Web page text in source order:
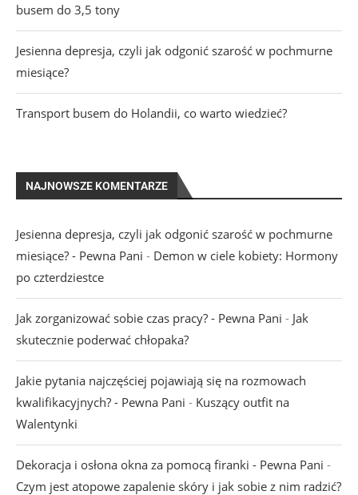
busem do 3,5 tony
Jesienna depresja, czyli jak odgonić szarość w pochmurne
miesiące?
Transport busem do Holandii, co warto wiedzieć?
NAJNOWSZE KOMENTARZE
Jesienna depresja, czyli jak odgonić szarość w pochmurne
miesiące? - Pewna Pani - Demon w ciele kobiety: Hormony
po czterdziestce
Jak zorganizować sobie czas pracy? - Pewna Pani - Jak
skutecznie poderwać chłopaka?
Jakie pytania najczęściej pojawiają się na rozmowach
kwalifikacyjnych? - Pewna Pani - Kuszący outfit na
Walentynki
Dekoracja i osłona okna za pomocą firanki - Pewna Pani -
Czym jest atopowe zapalenie skóry i jak sobie z nim radzić?